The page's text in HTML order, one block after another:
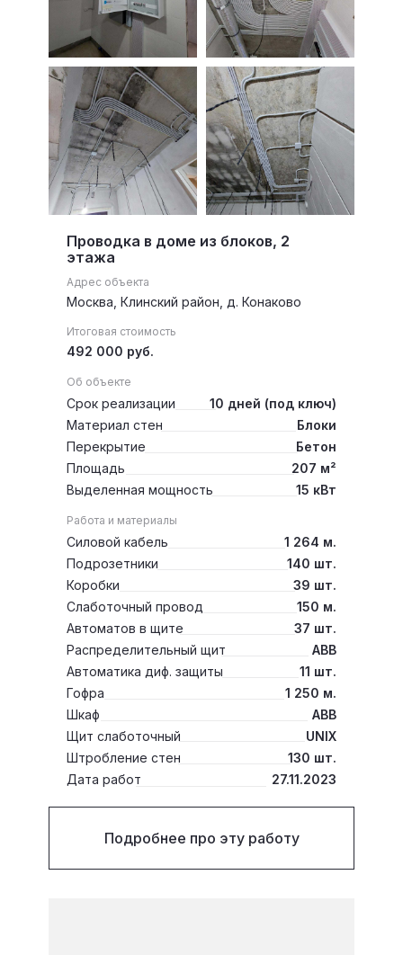
Проводка в доме из блоков, 2
этажа
Москва, Клинский район, д. Конаково
Об объекте
Срок реализации
Материал стен
Перекрытие
Площадь
Выделенная мощность
Работа и материалы
Силовой кабель
Подрозетники
Коробки
Щит слаботочный
Автоматов в щите
Дата работ
10 дней (под ключ)
Блоки
Бетон
207 м²
15 кВт
1 264 м.
140 шт.
39 шт.
UNIX
37 шт.
27.11.2023
Слаботочный провод 150 м.
Штробление стен 130 шт.
Гофра
1 250 м.
Шкаф
ABB
Распределительный щит
ABB
Автоматика диф. защиты 11 шт.
492 000 руб.
Итоговая стоимость
Адрес объекта
Подробнее про эту работу